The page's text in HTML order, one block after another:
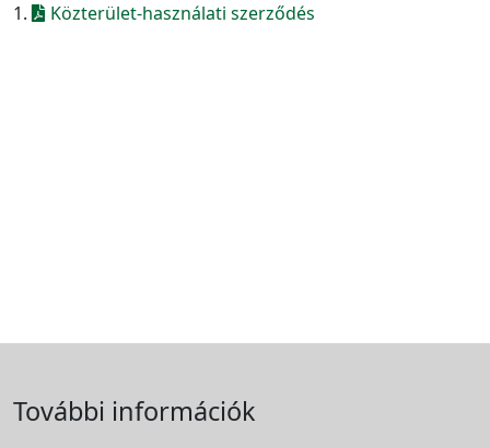
1.
Közterület-használati szerződés
További információk